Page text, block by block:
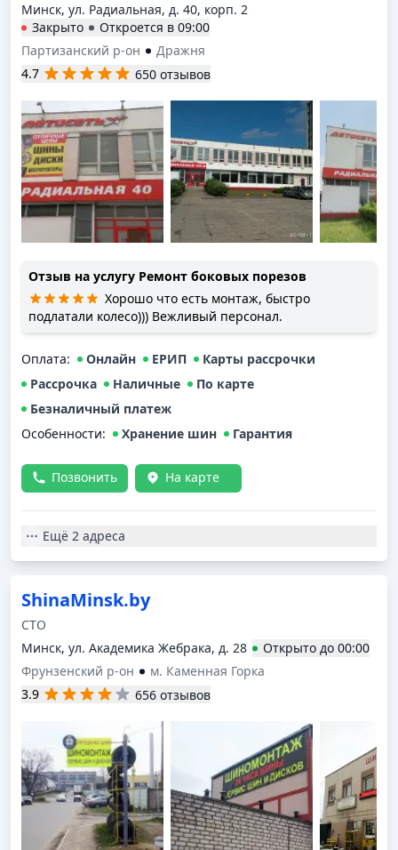
Минск, ул. Радиальная, д. 40, корп. 2
Закрыто
Откроется в 09:00
Партизанский р-он
Дражня
4.7
650 отзывов
Отзыв на услугу Ремонт боковых порезов
Хорошо что есть монтаж, быстро
подлатали колесо))) Вежливый персонал.
Оплата: Онлайн ЕРИП
Карты рассрочки
Рассрочка
Наличные
По карте
Безналичный платеж
Особенности:
Хранение шин Гарантия
Позвонить На карте
Ещё 2 адреса
ShinaMinsk.by
СТО
Минск, ул. Академика Жебрака, д. 28
Открыто до 00:00
Фрунзенский р-он
м. Каменная Горка
3.9
656 отзывов